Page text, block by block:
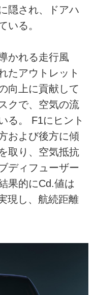
隠され、ドアハ
いる。
かれる走行風
たアウトレット
向上に貢献して
クで、空気の流
る。 F1にヒント
および後方に傾
取り、空気抵抗
ディフューザー
果的にCd.値は
現し、航続距離